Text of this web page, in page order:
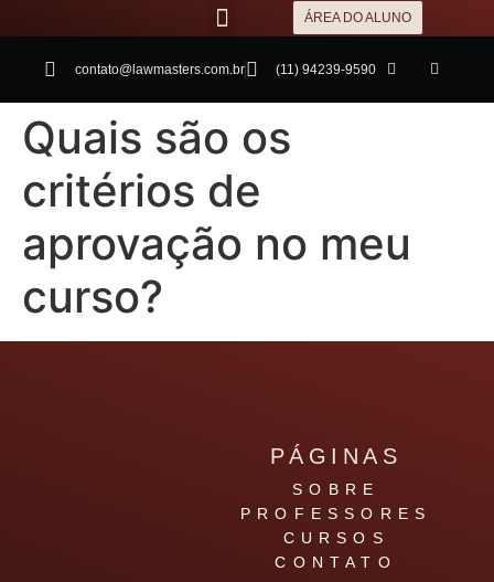
ÁREA DO ALUNO
contato@lawmasters.com.br (11) 94239-9590
Quais são os
critérios de
aprovação no meu
curso?
PÁGINAS
SOBRE
PROFESSORES
CURSOS
CONTATO